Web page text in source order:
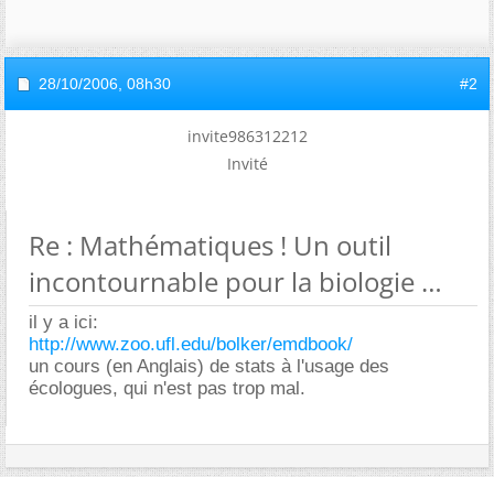
28/10/2006, 08h30 #2
invite986312212
Invité
Re : Mathématiques ! Un outil
incontournable pour la biologie
il y a ici:
http://www.zoo.ufl.edu/bolker/emdbook/
un cours (en Anglais) de stats à l'usage des
écologues, qui n'est pas trop mal.